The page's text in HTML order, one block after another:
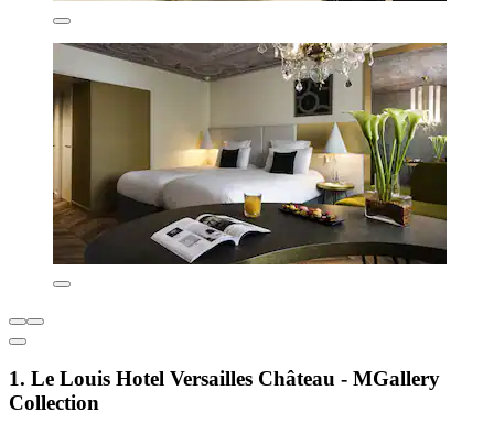
1. Le Louis Hotel Versailles Château - MGallery
Collection